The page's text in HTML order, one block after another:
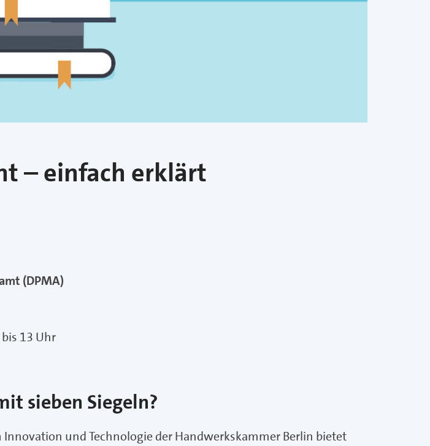
– einfach erklärt
(DPMA)
13 Uhr
sieben Siegeln?
Innovation und Technologie der Handwerkskammer Berlin bietet